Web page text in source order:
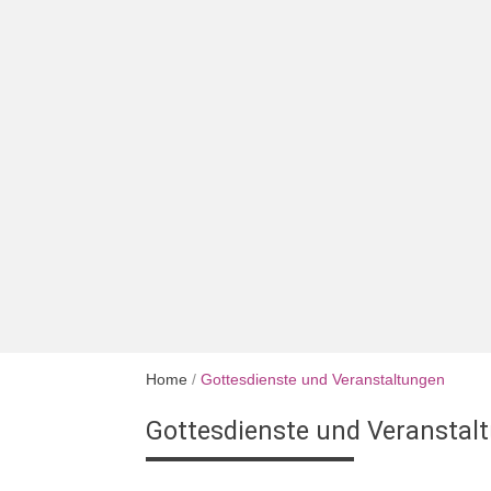
Home / Gottesdienste und Veranstaltungen
Gottesdienste und